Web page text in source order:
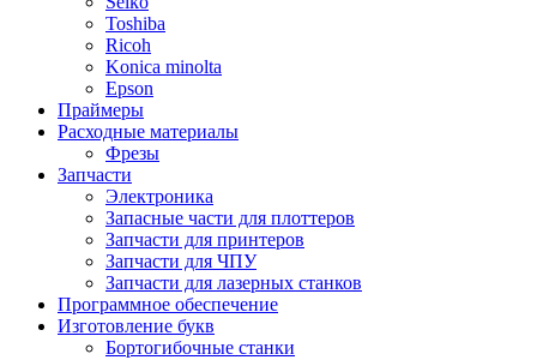
Toshiba
Ricoh
Konica minolta
Epson
Праймеры
Расходные материалы
Фрезы
Запчасти
Электроника
Запасные части для плоттеров
Запчасти для принтеров
Запчасти для ЧПУ
Запчасти для лазерных станков
Программное обеспечение
Изготовление букв
Бортогибочные станки